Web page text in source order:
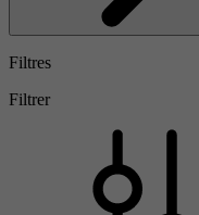
Filtres
Filtrer